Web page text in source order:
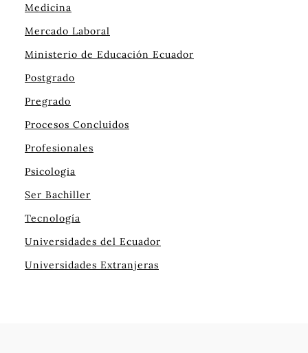
Medicina
Mercado Laboral
Ministerio de Educación Ecuador
Postgrado
Pregrado
Procesos Concluidos
Profesionales
Psicologia
Ser Bachiller
Tecnología
Universidades del Ecuador
Universidades Extranjeras